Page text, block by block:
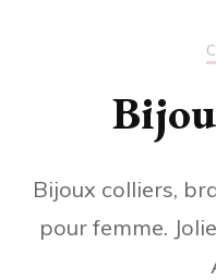
Bijoux colliers,
pour femme.